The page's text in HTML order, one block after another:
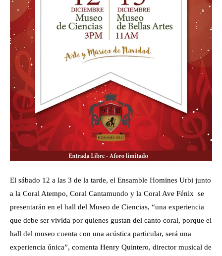
El sábado 12 a las 3 de la tarde, el Ensamble Homines Urbi junto
a la Coral Atempo, Coral Cantamundo y la Coral Ave Fénix se
presentarán en el hall del Museo de Ciencias, “una experiencia
que debe ser vivida por quienes gustan del canto coral, porque el
hall del museo cuenta con una acústica particular, será una
experiencia única”, comenta Henry Quintero, director musical de